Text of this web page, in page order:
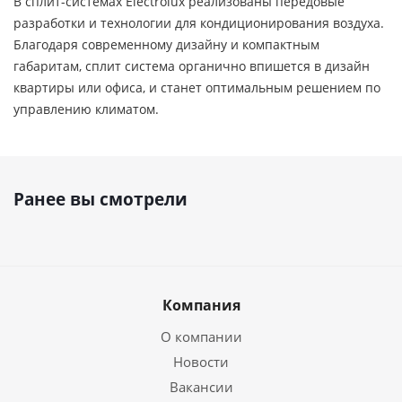
разработки и технологии для кондиционирования воздуха.
Благодаря современному дизайну и компактным
габаритам, сплит система органично впишется в дизайн
квартиры или офиса, и станет оптимальным решением по
управлению климатом.
Ранее вы смотрели
Компания
О компании
Новости
Вакансии